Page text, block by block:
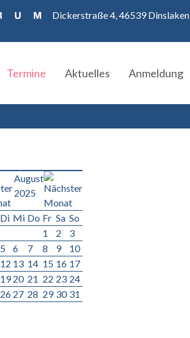
Dickerstraße 4, 46539 Dinslaken
Termine Aktuelles Anmeldung
August
2025
Di Mi Do Fr Sa So
1
2
3
5 6 7 8 9
10
12 13 14 15 16 17
19 20 21 22 23 24
26 27 28 29 30 31